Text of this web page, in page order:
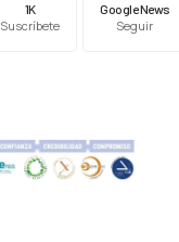
1K
Suscríbete
Google News
Seguir